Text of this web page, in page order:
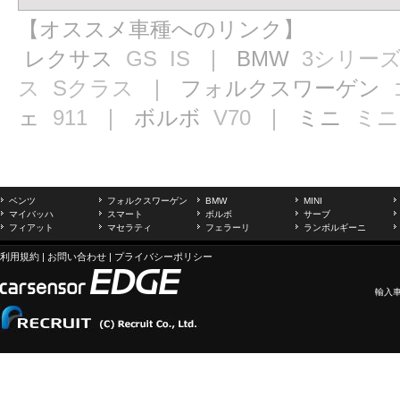
【オススメ車種へのリンク】
レクサス GS IS ｜ BMW 3シリー
ス
Sクラス ｜ フォルクスワーゲン
ェ 911 ｜ ボルボ V70 ｜ ミニ ミニ
ベンツ フォルクスワーゲン BMW
MINI
マイバッハ
スマート ボルボ
サーブ
フィアット
マセラティ フェラーリ ランボルギーニ
利用規約 | お問い合わせ | プライバシーポリシー
輸入